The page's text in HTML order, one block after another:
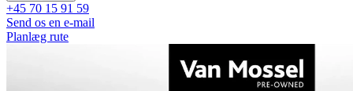
+45 70 15 91 59
Send os en e-mail
Planlæg rute